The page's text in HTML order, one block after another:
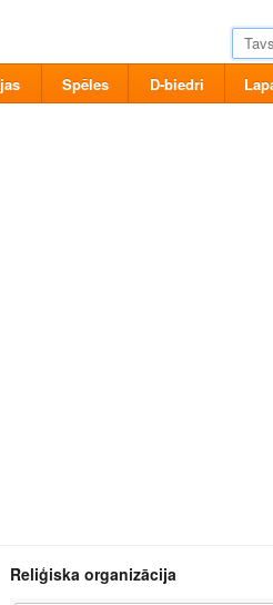
Spēles D-biedri
Reliģiska organizācija